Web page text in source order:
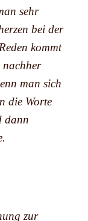
sehr
bei der
kommt
man sich
die Worte
dann
zur